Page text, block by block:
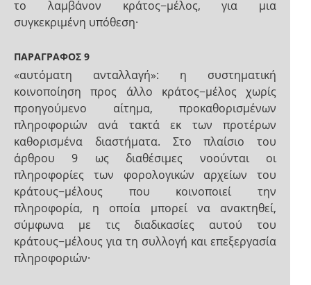
το λαμβάνον κράτος−μέλος, για μια
συγκεκριμένη υπόθεση·
ΠΑΡΑΓΡΑΦΟΣ 9
«αυτόματη ανταλλαγή»: η συστηματική
κοινοποίηση προς άλλο κράτος−μέλος χωρίς
προηγούμενο αίτημα, προκαθορισμένων
πληροφοριών ανά τακτά εκ των προτέρων
καθορισμένα διαστήματα. Στο πλαίσιο του
άρθρου 9 ως διαθέσιμες νοούνται οι
πληροφορίες των φορολογικών αρχείων του
κράτους−μέλους που κοινοποιεί την
πληροφορία, η οποία μπορεί να ανακτηθεί,
σύμφωνα με τις διαδικασίες αυτού του
κράτους−μέλους για τη συλλογή και επεξεργασία
πληροφοριών·